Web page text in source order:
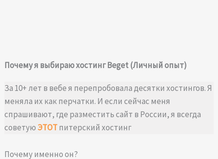
Почему я выбираю хостинг Beget (Личный опыт)
За 10+ лет в вебе я перепробовала десятки хостингов. Я
меняла их как перчатки. И если сейчас меня
спрашивают, где разместить сайт в России, я всегда
советую ЭТОТпитерский хостинг
Почему именно он?